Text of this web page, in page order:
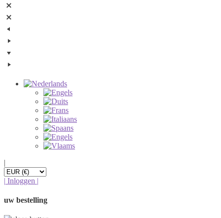
|
| Inloggen |
uw bestelling